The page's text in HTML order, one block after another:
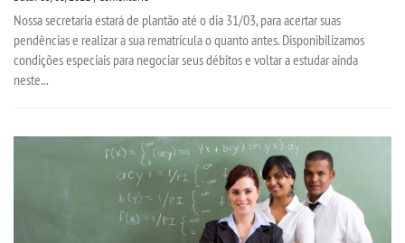
Nossa secretaria estará de plantão até o dia 31/03, para acertar suas
pendências e realizar a sua rematrícula o quanto antes. Disponibilizamos
condições especiais para negociar seus débitos e voltar a estudar ainda
neste...